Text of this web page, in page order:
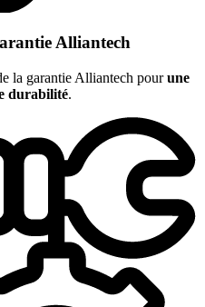
Alliantech
la garantie Alliantech pourune
durabilité.